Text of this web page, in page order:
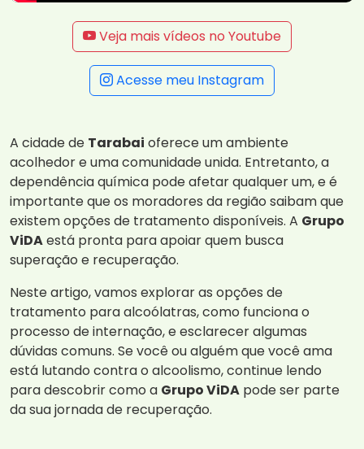
Veja mais vídeos no Youtube
Acesse meu Instagram
A cidade de Tarabai oferece um ambiente
acolhedor e uma comunidade unida. Entretanto, a
dependência química pode afetar qualquer um, e é
importante que os moradores da região saibam que
existem opções de tratamento disponíveis. A Grupo
ViDAestá pronta para apoiar quem busca
superação e recuperação.
Neste artigo, vamos explorar as opções de
tratamento para alcoólatras, como funciona o
processo de internação, e esclarecer algumas
dúvidas comuns. Se você ou alguém que você ama
está lutando contra o alcoolismo, continue lendo
para descobrir como a Grupo ViDA pode ser parte
da sua jornada de recuperação.